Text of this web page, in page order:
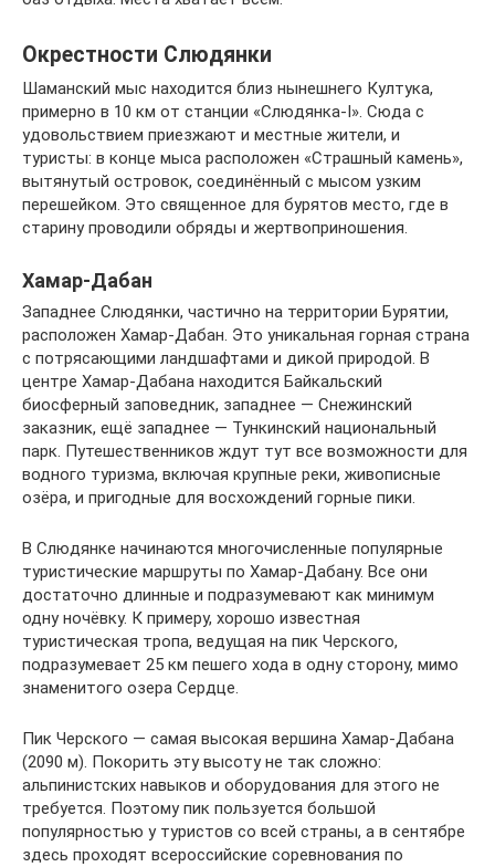
Окрестности Слюдянки
Шаманский мыс находится близ нынешнего Култука,
примерно в 10 км от станции «Слюдянка-I». Сюда с
удовольствием приезжают и местные жители, и
туристы: в конце мыса расположен «Страшный камень»,
вытянутый островок, соединённый с мысом узким
перешейком. Это священное для бурятов место, где в
старину проводили обряды и жертвоприношения.
Хамар-Дабан
Западнее Слюдянки, частично на территории Бурятии,
расположен Хамар-Дабан. Это уникальная горная страна
с потрясающими ландшафтами и дикой природой. В
центре Хамар-Дабана находится Байкальский
биосферный заповедник, западнее — Снежинский
заказник, ещё западнее — Тункинский национальный
парк. Путешественников ждут тут все возможности для
водного туризма, включая крупные реки, живописные
озёра, и пригодные для восхождений горные пики.
В Слюдянке начинаются многочисленные популярные
туристические маршруты по Хамар-Дабану. Все они
достаточно длинные и подразумевают как минимум
одну ночёвку. К примеру, хорошо известная
туристическая тропа, ведущая на пик Черского,
подразумевает 25 км пешего хода в одну сторону, мимо
знаменитого озера Сердце.
Пик Черского — самая высокая вершина Хамар-Дабана
(2090 м). Покорить эту высоту не так сложно:
альпинистских навыков и оборудования для этого не
требуется. Поэтому пик пользуется большой
популярностью у туристов со всей страны, а в сентябре
здесь проходят всероссийские соревнования по